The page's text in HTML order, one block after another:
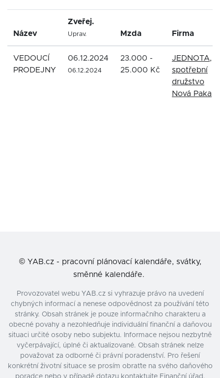
Název
Zveřej.
Uprav. Mzda Firma
VEDOUCÍ
PRODEJNY
06.12.2024
06.12.2024
23.000 -
25.000 Kč
JEDNOTA,
spotřební
družstvo
Nová Paka
© YAB.cz - pracovní plánovací kalendáře, svátky,
směnné kalendáře.
Provozovatel webu YAB.cz si vyhrazuje právo na uvedení
chybných informací a nenese odpovědnost za používání této
stránky. Obsah stránek je pouze informačního charakteru a
obecné povahy a nezohledňuje individuální finanční a daňovou
situaci určité osoby nebo subjektu. Informace nejsou nezbytně
vyčerpávající, úplné či aktualizované. Obsah stránek nelze
považovat za odborné či právní poradenství. Pro řešení
konkrétní životní situace se prosím obraťte na svého daňového
poradce nebo v případě dotazu kontaktujte Finanční úřad.